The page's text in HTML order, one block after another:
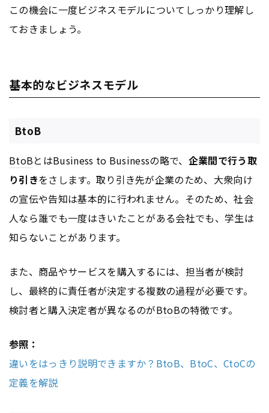
この機会に一度ビジネスモデルについてしっかり理解し
ておきましょう。
基本的なビジネスモデル
BtoB
BtoBとはBusiness to Businessの略で、 企業間で行う取
り引きをさします。取り引き先が企業のため、大衆向け
の宣伝や告知は基本的に行われません。そのため、社会
人なら誰でも一度はきいたことがある会社でも、学生は
知らないことがあります。
また、商品やサービスを購入するには、担当者が検討
し、最終的に責任者が決定する複数の過程が必要です。
検討者と購入決定者が異なるのがBtoBの特徴です。
参照：
違いをはっきり説明できますか？BtoB、BtoC、CtoCの
定義を解説